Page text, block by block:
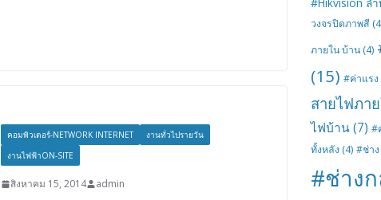
คอมพิวเตอร์-NETWORK INTERNET
งานทั่วไปรายวัน
งานไฟฟ้าON-SITE
สิงหาคม 15, 2014 admin
วงจรปิดภาพสี
ภายใน บ้าน (4)
(15) #ค่าแรง
สายไฟภา
ไฟบ้าน(7) #
ทั้งหลัง (4) #ช่า
#ช่าง